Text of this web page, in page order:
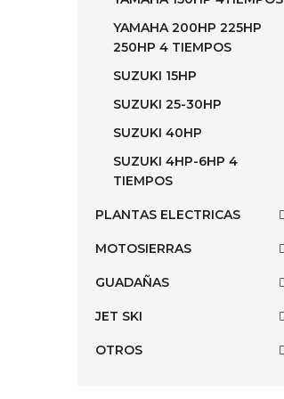
YAMAHA 200HP 225HP
250HP 4 TIEMPOS
SUZUKI 15HP
SUZUKI 25-30HP
SUZUKI 40HP
SUZUKI 4HP-6HP 4
TIEMPOS
PLANTAS ELECTRICAS
MOTOSIERRAS
GUADAÑAS
JET SKI
OTROS